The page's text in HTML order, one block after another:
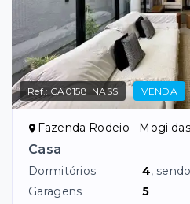
Ref.: CA0158_NASS VENDA
Fazenda Rodeio - Mogi
Casa
Dormitórios 4,
Garagens
5